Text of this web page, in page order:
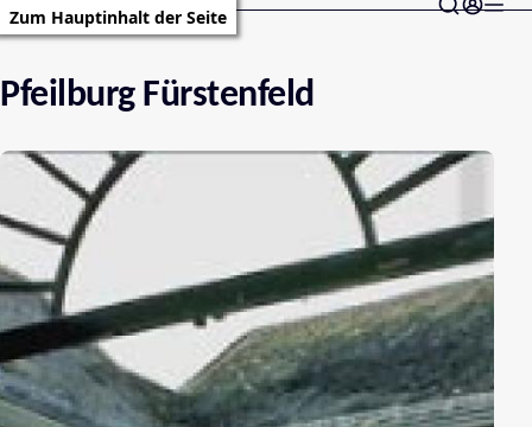
Zum Hauptinhalt der Seite
Pfeilburg Fürstenfeld